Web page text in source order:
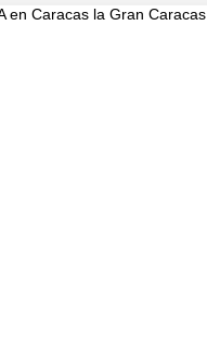
en Caracas la Gran Caracas